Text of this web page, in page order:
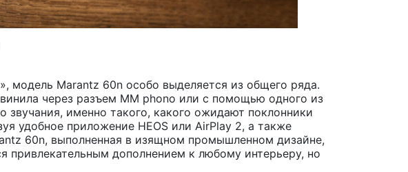
Marantz 60n особо выделяется из общего ряда.
через разъем MM phono или с помощью одного из
звучания, именно такого, какого ожидают поклонники
удобное приложение HEOS или AirPlay 2, а также
60n, выполненная в изящном промышленном дизайне,
дополнением к любому интерьеру, но